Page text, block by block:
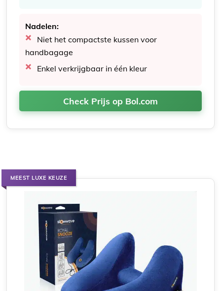
Nadelen:
Niet het compactste kussen voor
handbagage
Enkel verkrijgbaar in één kleur
Check Prijs op Bol.com
MEEST LUXE KEUZE